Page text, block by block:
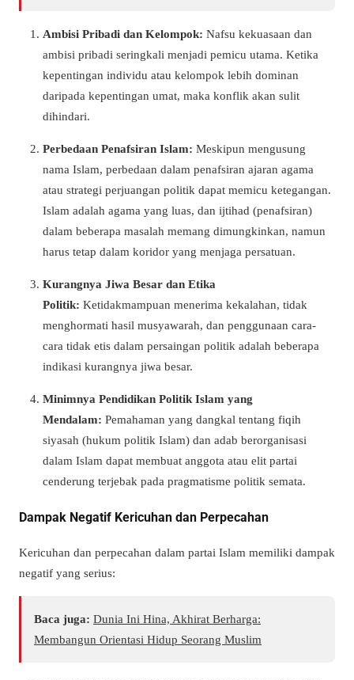
Ambisi Pribadi dan Kelompok: Nafsu kekuasaan dan
ambisi pribadi seringkali menjadi pemicu utama. Ketika
kepentingan individu atau kelompok lebih dominan
daripada kepentingan umat, maka konflik akan sulit
dihindari.
Perbedaan Penafsiran Islam: Meskipun mengusung
nama Islam, perbedaan dalam penafsiran ajaran agama
atau strategi perjuangan politik dapat memicu ketegangan.
Islam adalah agama yang luas, dan ijtihad (penafsiran)
dalam beberapa masalah memang dimungkinkan, namun
harus tetap dalam koridor yang menjaga persatuan.
Kurangnya Jiwa Besar dan Etika
Politik: Ketidakmampuan menerima kekalahan, tidak
menghormati hasil musyawarah, dan penggunaan cara-
cara tidak etis dalam persaingan politik adalah beberapa
indikasi kurangnya jiwa besar.
Minimnya Pendidikan Politik Islam yang
Mendalam: Pemahaman yang dangkal tentang fiqih
siyasah (hukum politik Islam) dan adab berorganisasi
dalam Islam dapat membuat anggota atau elit partai
cenderung terjebak pada pragmatisme politik semata.
Dampak Negatif Kericuhan dan Perpecahan
Kericuhan dan perpecahan dalam partai Islam memiliki dampak
negatif yang serius:
Baca juga: Dunia Ini Hina, Akhirat Berharga:
Membangun Orientasi Hidup Seorang Muslim